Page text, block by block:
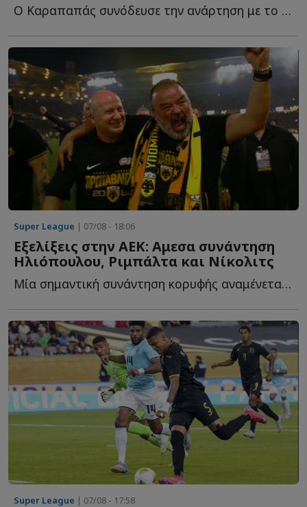
Ο Καραπαπάς συνόδευσε την ανάρτηση με το δικό του σχόλιο, θ...
Super League | 07/08 - 18:06
Εξελίξεις στην ΑΕΚ: Αμεσα συνάντηση
Ηλιόπουλου, Ριμπάλτα και Νίκολιτς
Μία σημαντική συνάντηση κορυφής αναμένεται το επόμενο δ...
Super League | 07/08 - 17:58